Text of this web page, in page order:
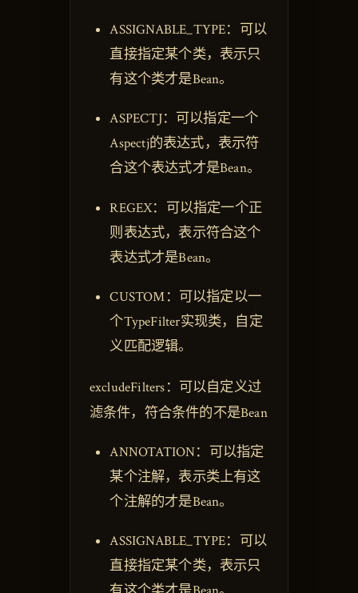
ASSIGNABLE_TYPE：可以
直接指定某个类，表示只
有这个类才是Bean。
ASPECTJ：可以指定一个
Aspectj的表达式，表示符
合这个表达式才是Bean。
REGEX：可以指定一个正
则表达式，表示符合这个
表达式才是Bean。
CUSTOM：可以指定以一
个TypeFilter实现类，自定
义匹配逻辑。
excludeFilters：可以自定义过
滤条件，符合条件的不是Bean
ANNOTATION：可以指定
某个注解，表示类上有这
个注解的才是Bean。
ASSIGNABLE_TYPE：可以
直接指定某个类，表示只